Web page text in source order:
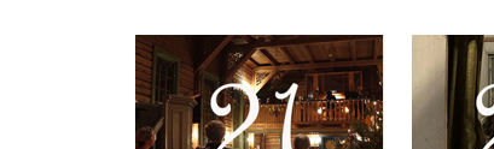
Artikkelsnarveger